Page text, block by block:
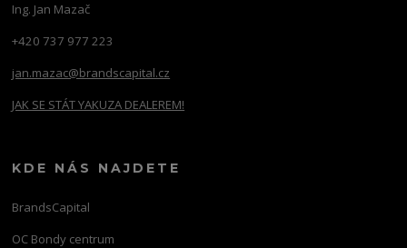
Ing. Jan Mazač
+420 737 977 223
jan.mazac@brandscapital.cz
JAK SE STÁT YAKUZA DEALEREM!
KDE NÁS NAJDETE
BrandsCapital
OC Bondy centrum